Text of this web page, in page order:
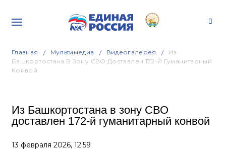
Главная Мультимедиа Видеогалерея
Из
Башкортостана В Зону СВО Доставлен 172-Й Гуманитарный
Конвой
Из Башкортостана в зону СВО
доставлен 172-й гуманитарный конвой
13 февраля 2026, 12:59